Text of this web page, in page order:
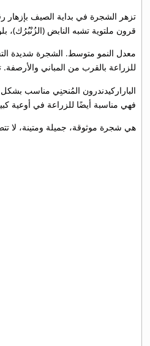
تزهر الشجرة في بداية الصيف بإزهار
قرون ملتوية تشبه النابض (الزُنْبُرُك)،
معدل النمو متوسط. الشجرة شديدة
للزراعة بالقرب من المباني
الباراركيدندرون المُنحنِي مناسب
فهي مناسبة أيضًا للزراعة في أوعية
هي شجرة موثوقة، جميلة ومتينة، لا